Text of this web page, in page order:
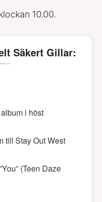
10.00.
Säkert Gillar:
i höst
till Stay Out West
(Teen Daze